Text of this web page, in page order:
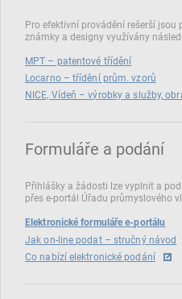
Pro efektivní provádění rešerší jsou
známky a designy využívány
MPT – patentové třídění
Locarno – třídění prům. vzorů
NICE, Vídeň – výrobky a služby,
Formuláře a podání
Přihlášky a žádosti lze vyplnit a
přes e‑portál Úřadu průmyslového
Elektronické formuláře e-portálu
Jak on-line podat – stručný návod
Co nabízí elektronické podání